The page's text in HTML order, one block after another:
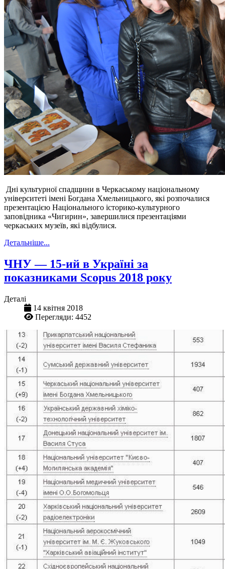
Дні культурної спадщини в Черкаському національному
університеті імені Богдана Хмельницького, які розпочалися
презентацією Національного історико-культурного
заповідника «Чигирин», завершилися презентаціями
черкаських музеїв, які відбулися.
Детальніше...
ЧНУ — 15-ий в Україні за
показниками Scopus 2018 року
Деталі
14 квітня 2018
Перегляди: 4452